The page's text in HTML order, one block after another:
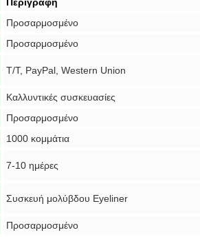
Προσαρμοσμένο
Προσαρμοσμένο
T/T, PayPal, Western Union
Καλλυντικές συσκευασίες
Προσαρμοσμένο
1000 κομμάτια
7-10 ημέρες
Συσκευή μολύβδου Eyeliner
Προσαρμοσμένο